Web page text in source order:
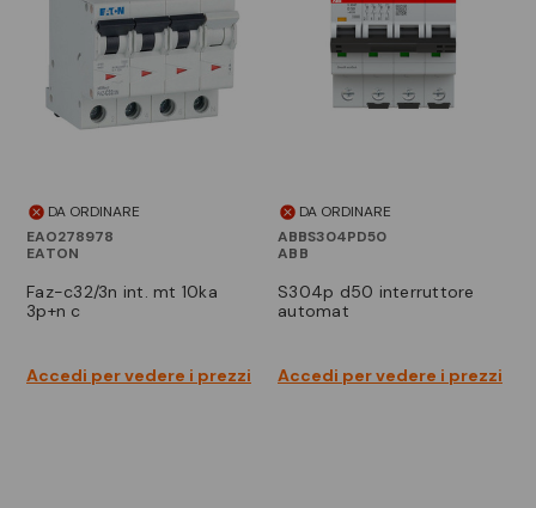
DA ORDINARE
EAO278978
EATON
faz-c32/3n int. mt 10ka
3p+n c
Accedi per vedere i prezzi
DA ORDINARE
ABBS304PD50
ABB
s304p d50 interruttore
automat
Accedi per vedere i prezzi